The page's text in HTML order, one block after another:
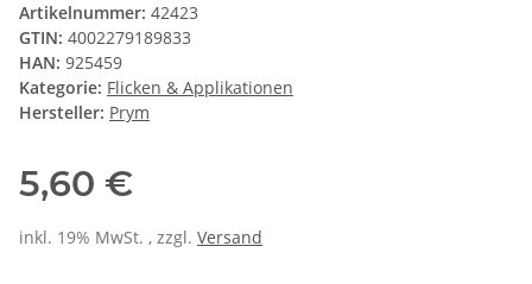
Artikelnummer: 42423
GTIN: 4002279189833
HAN: 925459
Kategorie: Flicken & Applikationen
Hersteller: Prym
5,60 €
inkl. 19% MwSt. , zzgl. Versand